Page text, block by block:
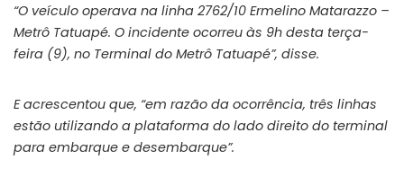
“O veículo operava na linha 2762/10 Ermelino Matarazzo –
Metrô Tatuapé. O incidente ocorreu às 9h desta terça-
feira (9), no Terminal do Metrô Tatuapé”, disse.
E acrescentou que, “em razão da ocorrência, três linhas
estão utilizando a plataforma do lado direito do terminal
para embarque e desembarque”.